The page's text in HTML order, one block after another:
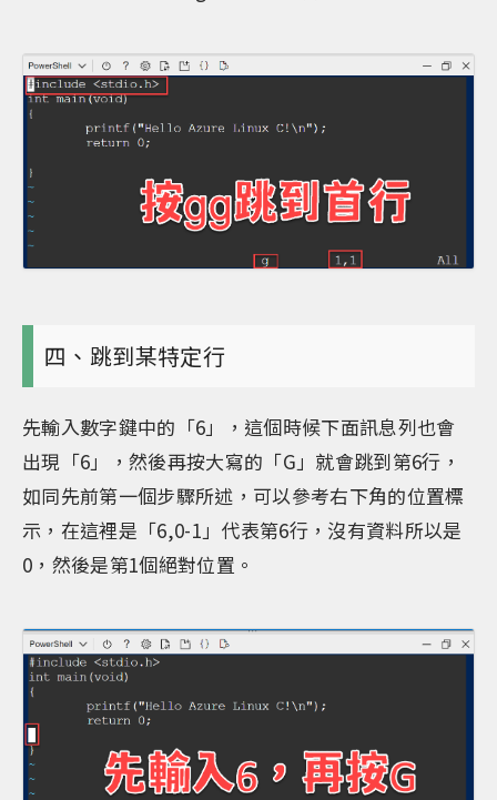
四、跳到某特定行
先輸入數字鍵中的「6」，這個時候下面訊息列也會
出現「6」，然後再按大寫的「G」就會跳到第6行，
如同先前第一個步驟所述，可以參考右下角的位置標
示，在這裡是「6,0-1」代表第6行，沒有資料所以是
0，然後是第1個絕對位置。